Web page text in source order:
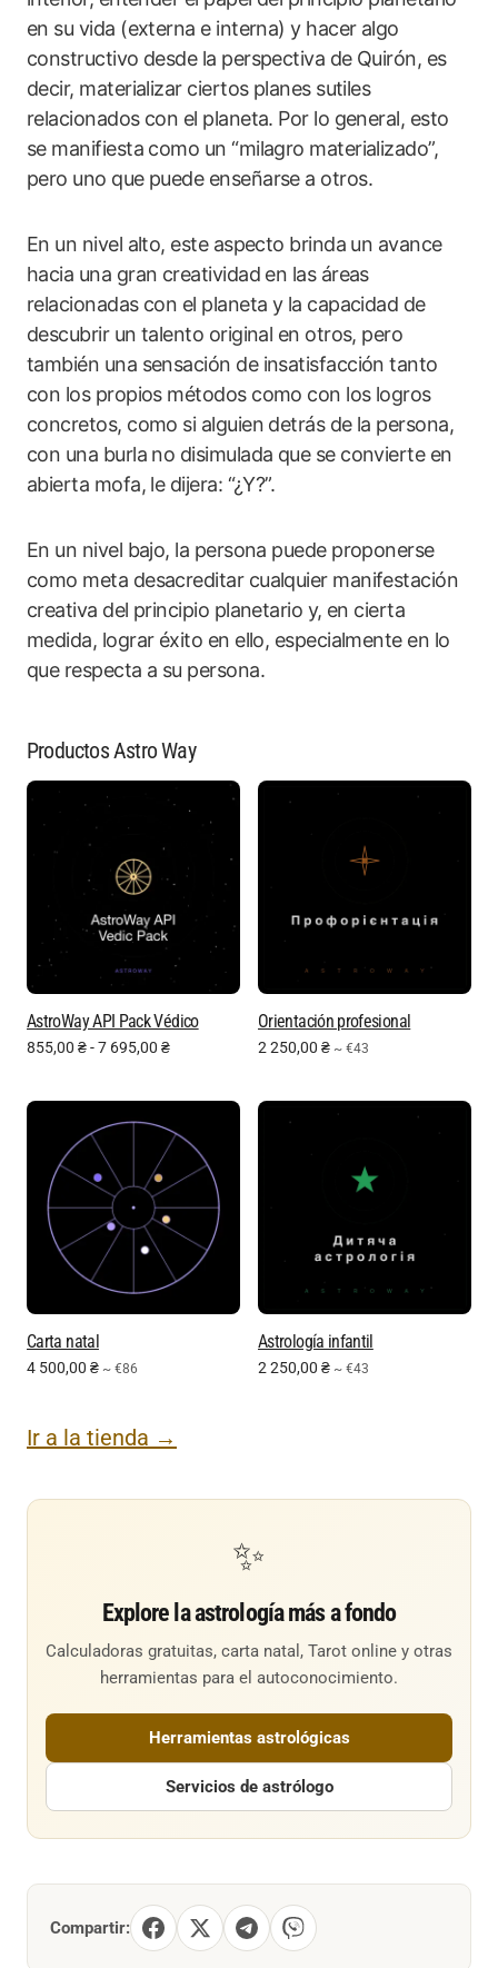
en su vida (externa e interna) y hacer algo
constructivo desde la perspectiva de Quirón, es
decir, materializar ciertos planes sutiles
relacionados con el planeta. Por lo general, esto
se manifiesta como un “milagro materializado”,
pero uno que puede enseñarse a otros.
En un nivel alto, este aspecto brinda un avance
hacia una gran creatividad en las áreas
relacionadas con el planeta y la capacidad de
descubrir un talento original en otros, pero
también una sensación de insatisfacción tanto
con los propios métodos como con los logros
concretos, como si alguien detrás de la persona,
con una burla no disimulada que se convierte en
abierta mofa, le dijera: “¿Y?”.
En un nivel bajo, la persona puede proponerse
como meta desacreditar cualquier manifestación
creativa del principio planetario y, en cierta
medida, lograr éxito en ello, especialmente en lo
que respecta a su persona.
Productos Astro Way
AstroWay API Pack Védico
855,00 ₴-7 695,00 ₴
Orientación profesional
2 250,00 ₴ ~ €43
Carta natal
4 500,00 ₴ ~ €86
Astrología infantil
2 250,00 ₴ ~ €43
Ir a la tienda →
✨
Explore la astrología más a fondo
Calculadoras gratuitas, carta natal, Tarot online y otras
herramientas para el autoconocimiento.
Herramientas astrológicas
Servicios de astrólogo
Compartir: